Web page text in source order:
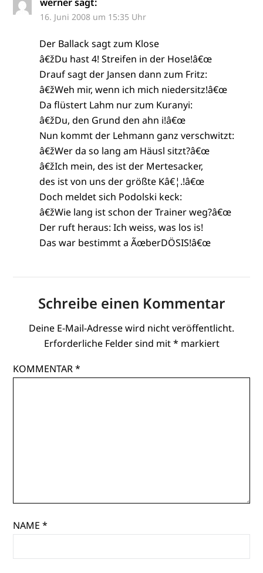
16. Juni 2008 um 15:35 Uhr
Der Ballack sagt zum Klose
â€žDu hast 4! Streifen in der Hose!â€œ
Drauf sagt der Jansen dann zum Fritz:
â€žWeh mir, wenn ich mich niedersitz!â€œ
Da flüstert Lahm nur zum Kuranyi:
â€žDu, den Grund den ahn i!â€œ
Nun kommt der Lehmann ganz verschwitzt:
â€žWer da so lang am Häusl sitzt?â€œ
â€žIch mein, des ist der Mertesacker,
des ist von uns der größte Kâ€¦.!â€œ
Doch meldet sich Podolski keck:
â€žWie lang ist schon der Trainer weg?â€œ
Der ruft heraus: Ich weiss, was los is!
Das war bestimmt a ÃœberDÖSIS!â€œ
Schreibe einen Kommentar
Deine E-Mail-Adresse wird nicht veröffentlicht.
Erforderliche Felder sind mit* markiert
KOMMENTAR*
NAME*